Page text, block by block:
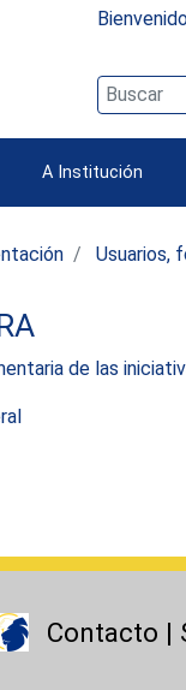
A Institución
Usuarios,
de las
Contacto |